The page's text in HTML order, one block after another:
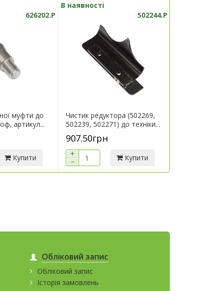
626202.P
муфти до
артикул...
Купити
В наявності
502244.P
Чистик редуктора (502269,
502239, 502271) до техніки...
907.50грн
+
−
Купити
Обліковий запис
Обліковий запис
Історія замовлень